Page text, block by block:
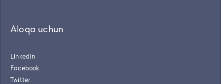
Aloqa uchun
LinkedIn
Facebook
Twitter